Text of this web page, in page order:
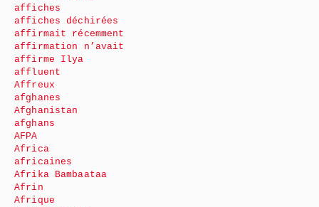
affiches
affiches déchirées
affirmait récemment
affirmation n’avait
affirme Ilya
affluent
Affreux
afghanes
Afghanistan
afghans
AFPA
Africa
africaines
Afrika Bambaataa
Afrin
Afrique